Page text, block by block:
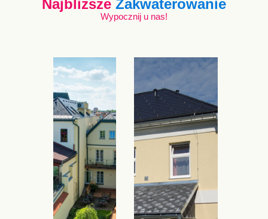
Najbliższe Zakwaterowanie
Wypocznij u nas!